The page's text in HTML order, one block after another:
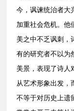
今，讽谏统治者大
加重社会危机。他
美之中不乏讽刺，
有的研究者不以为
美景，表现了诗人
从艺术形象出发，
不等于对历史上遗